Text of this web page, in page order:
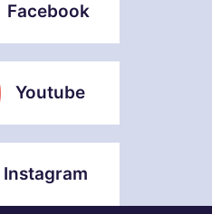
Facebook
Youtube
Instagram